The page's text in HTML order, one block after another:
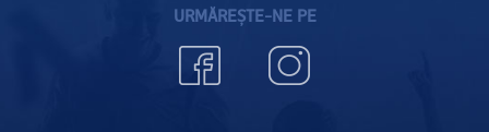
URMĂREȘTE-NE PE